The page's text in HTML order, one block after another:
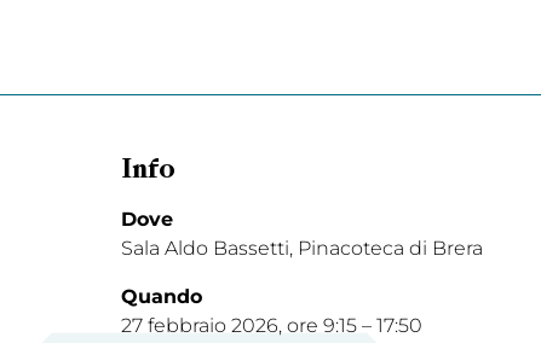
Info
Dove
Sala Aldo Bassetti, Pinacoteca di Brera
Quando
27 febbraio 2026, ore 9:15 – 17:50